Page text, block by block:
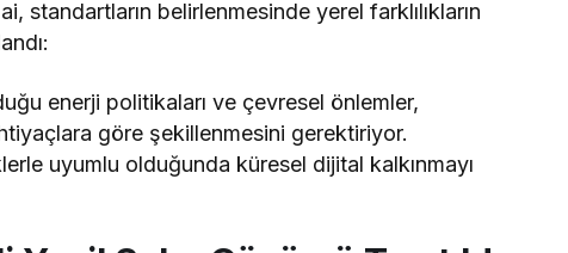
standartların belirlenmesinde yerel farklılıkların
enerji politikaları ve çevresel önlemler,
göre şekillenmesini gerektiriyor.
uyumlu olduğunda küresel dijital kalkınmayı